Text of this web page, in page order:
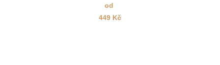
od
449 Kč